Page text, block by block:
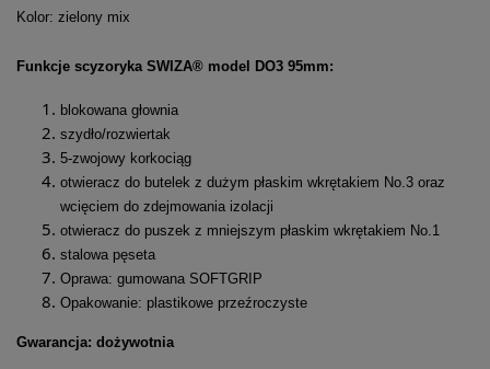
Kolor: zielony mix
Funkcje scyzoryka SWIZA® model DO3 95mm:
blokowana głownia
szydło/rozwiertak
5-zwojowy korkociąg
otwieracz do butelek z dużym płaskim wkrętakiem No.3 oraz
wcięciem do zdejmowania izolacji
otwieracz do puszek z mniejszym płaskim wkrętakiem No.1
stalowa pęseta
Oprawa: gumowana SOFTGRIP
Opakowanie: plastikowe przeźroczyste
Gwarancja: dożywotnia